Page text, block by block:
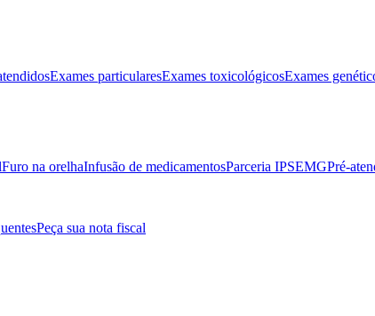
Exames particularesExames toxicológicosExames
Furo na orelhaInfusão de medicamentosParceria IPSEMGPré-
Peça sua nota fiscal